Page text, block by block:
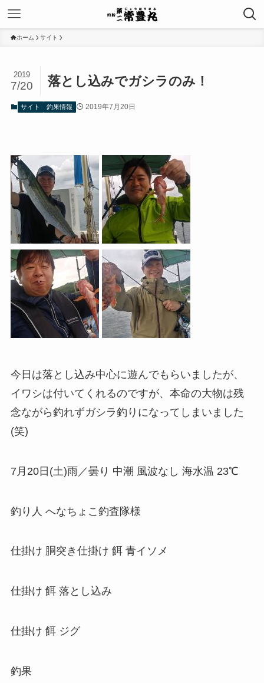
ホーム サイト
落とし込みでガシラのみ！
2019
7/20
サイト 釣果情報 2019年7月20日
今日は落とし込み中心に遊んでもらいましたが、
イワシは付いてくれるのですが、本命の大物は残
念ながら釣れずガシラ釣りになってしまいました
(笑)
7月20日(土)雨／曇り 中潮 風波なし 海水温 23℃
釣り人 へなちょこ釣査隊様
仕掛け 胴突き仕掛け 餌 青イソメ
仕掛け 餌 落とし込み
仕掛け 餌 ジグ
釣果